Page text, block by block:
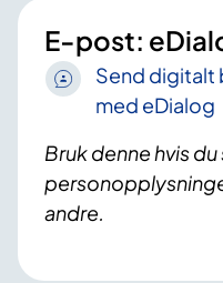
E-post:
Send digitalt
med eDialog
Bruk denne hvis
andre.